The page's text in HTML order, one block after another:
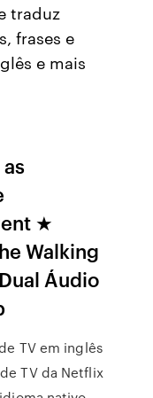
traduz
frases e
e mais
★
Walking
Áudio
TV em inglês
TV da Netflix